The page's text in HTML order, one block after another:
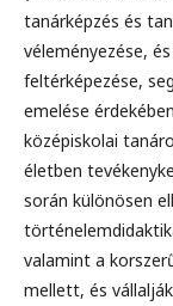
tanárképzés és
véleményezése,
feltérképezése,
emelése
középiskolai
életben
során különösen
valamint a
mellett, és